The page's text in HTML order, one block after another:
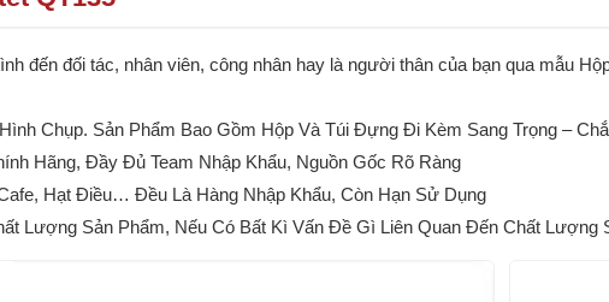
đến đối tác, nhân viên, công nhân hay là người thân của bạn qua mẫu
Chụp. Sản Phẩm Bao Gồm Hộp Và Túi Đựng Đi Kèm Sang Trọng –
Hãng, Đầy Đủ Team Nhập Khẩu, Nguồn Gốc Rõ Ràng
Hạt Điều… Đều Là Hàng Nhập Khẩu, Còn Hạn Sử Dụng
Lượng Sản Phẩm, Nếu Có Bất Kì Vấn Đề Gì Liên Quan Đến Chất Lượng